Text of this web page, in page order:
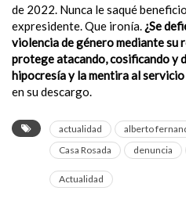
de 2022. Nunca le saqué
expresidente. Que ironía. ¿Se
violencia de género mediante su
protege atacando, cosificando y
hipocresía y la mentira al
en su descargo.
actualidad alberto
Casa Rosada
denuncia
Actualidad